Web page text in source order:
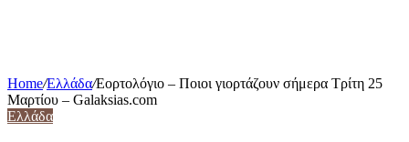
Home/Ελλάδα/Εορτολόγιο – Ποιοι γιορτάζουν σήμερα Τρίτη 25
Μαρτίου – Galaksias.com
Ελλάδα